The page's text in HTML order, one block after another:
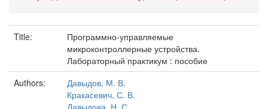
Title:
Программно-управляемые
микроконтроллерные устройства.
Лабораторный практикум : пособие
Authors:
Давыдов, М. В.
Кракасевич, С. В.
Давыдова, Н. С.